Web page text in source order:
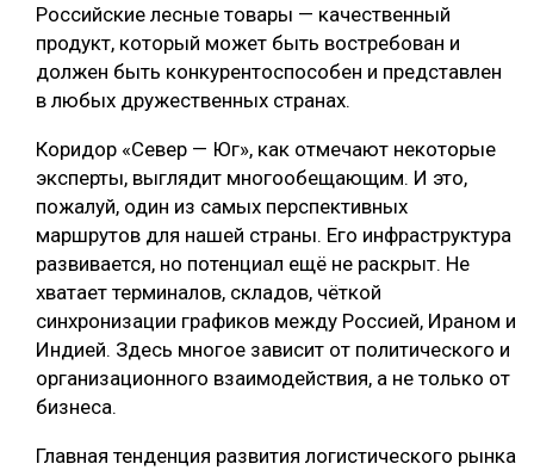
Российские лесные товары — качественный
продукт, который может быть востребован и
должен быть конкурентоспособен и представлен
в любых дружественных странах.
Коридор «Север — Юг», как отмечают некоторые
эксперты, выглядит многообещающим. И это,
пожалуй, один из самых перспективных
маршрутов для нашей страны. Его инфраструктура
развивается, но потенциал ещё не раскрыт. Не
хватает терминалов, складов, чёткой
синхронизации графиков между Россией, Ираном и
Индией. Здесь многое зависит от политического и
организационного взаимодействия, а не только от
бизнеса.
Главная тенденция развития логистического рынка